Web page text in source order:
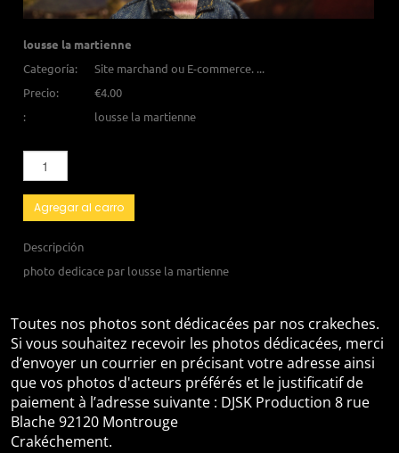
lousse la martienne
Categoría:
Site marchand ou E-commerce. ...
Precio:
€4.00
:
lousse la martienne
Agregar al carro
Descripción
photo dedicace par lousse la martienne
Toutes nos photos sont dédicacées par nos crakeches.
Si vous souhaitez recevoir les photos dédicacées, merci
d’envoyer un courrier en précisant votre adresse ainsi
que vos photos d'acteurs préférés et le justificatif de
paiement à l’adresse suivante : DJSK Production 8 rue
Blache 92120 Montrouge
Crakéchement.